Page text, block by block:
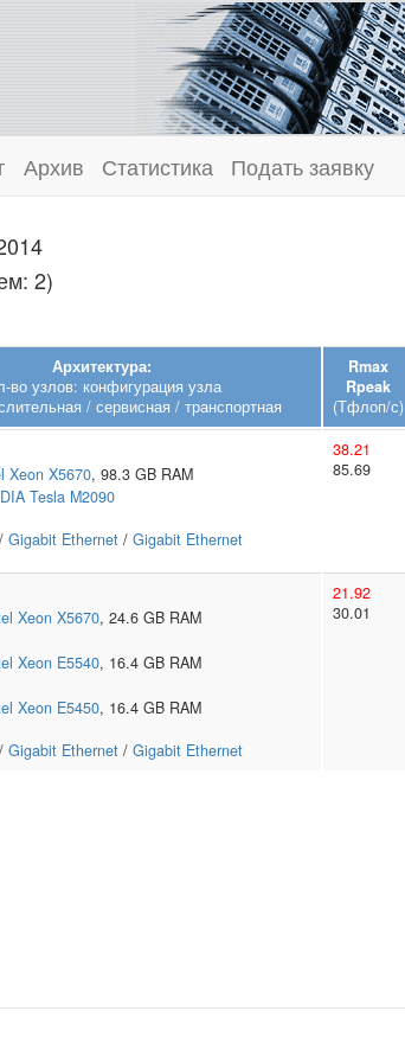
Архив Статистика Подать заявку
2)
Архитектура:
во узлов: конфигурация узла
/ сервисная / транспортная
Rmax
Rpeak
(Тфлоп/с)
Xeon X5670, 98.3 GB RAM
Tesla M2090
/ Gigabit Ethernet / Gigabit Ethernet
38.21
85.69
Xeon X5670, 24.6 GB RAM
Xeon E5540, 16.4 GB RAM
Xeon E5450, 16.4 GB RAM
/ Gigabit Ethernet / Gigabit Ethernet
21.92
30.01